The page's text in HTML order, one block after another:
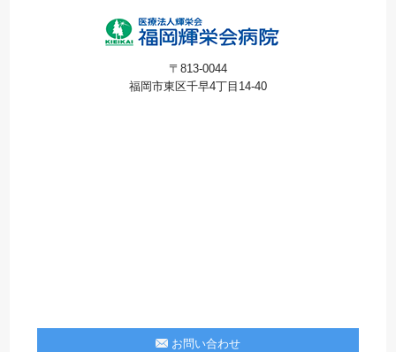
〒813-0044
福岡市東区千早4丁目14-40
お問い合わせ